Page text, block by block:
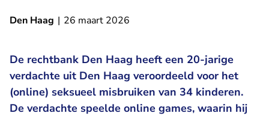
Den Haag | 26 maart 2026
De rechtbank Den Haag heeft een 20-jarige
verdachte uit Den Haag veroordeeld voor het
(online) seksueel misbruiken van 34 kinderen.
De verdachte speelde online games, waarin hij